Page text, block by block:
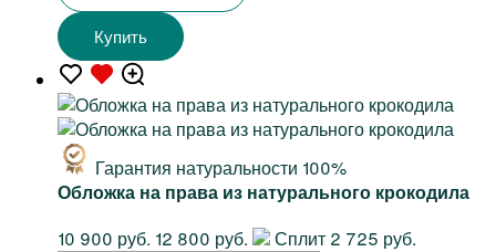
Купить
Гарантия натуральности 100%
Обложка на права из натурального крокодила
10 900 руб. 12 800 руб.
Сплит 2 725 руб.